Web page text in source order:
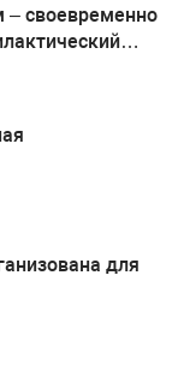
– своевременно
для